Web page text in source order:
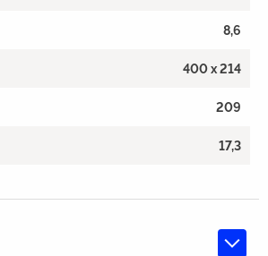
8,6
400 x 214
209
17,3